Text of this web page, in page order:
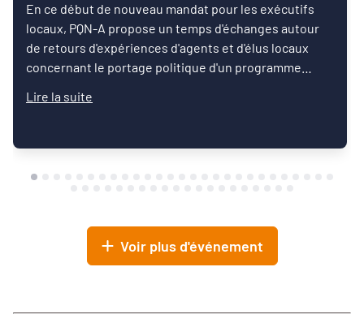
En ce début de nouveau mandat pour les exécutifs
locaux, PQN-A propose un temps d'échanges autour
de retours d'expériences d'agents et d'élus locaux
concernant le portage politique d'un programme
Lire la suite
Voir plus d'événement